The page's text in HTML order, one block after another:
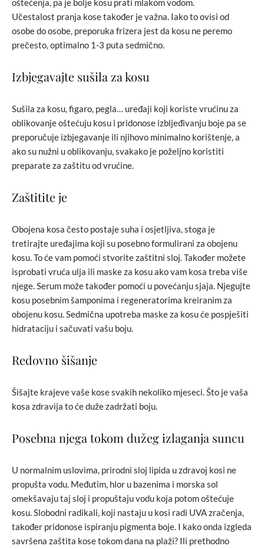
oštećenja, pa je bolje kosu prati mlakom vodom.
Učestalost pranja kose također je važna. Iako to ovisi od
osobe do osobe, preporuka frizera jest da kosu ne peremo
prečesto, optimalno 1-3 puta sedmično.
Izbjegavajte sušila za kosu
Sušila za kosu, figaro, pegla… uređaji koji koriste vrućinu za
oblikovanje oštećuju kosu i pridonose izbljeđivanju boje pa se
preporučuje izbjegavanje ili njihovo minimalno korištenje, a
ako su nužni u oblikovanju, svakako je poželjno koristiti
preparate za zaštitu od vrućine.
Zaštitite je
Obojena kosa često postaje suha i osjetljiva, stoga je
tretirajte uređajima koji su posebno formulirani za obojenu
kosu. To će vam pomoći stvorite zaštitni sloj. Također možete
isprobati vruća ulja ili maske za kosu ako vam kosa treba više
njege. Serum može također pomoći u povećanju sjaja. Njegujte
kosu posebnim šamponima i regeneratorima kreiranim za
obojenu kosu. Sedmična upotreba maske za kosu će pospješiti
hidrataciju i sačuvati vašu boju.
Redovno šišanje
Šišajte krajeve vaše kose svakih nekoliko mjeseci. Što je vaša
kosa zdravija to će duže zadržati boju.
Posebna njega tokom dužeg izlaganja suncu
U normalnim uslovima, prirodni sloj lipida u zdravoj kosi ne
propušta vodu. Međutim, hlor u bazenima i morska sol
omekšavaju taj sloj i propuštaju vodu koja potom oštećuje
kosu. Slobodni radikali, koji nastaju u kosi radi UVA zračenja,
također pridonose ispiranju pigmenta boje. I kako onda izgleda
savršena zaštita kose tokom dana na plaži? Ili prethodno